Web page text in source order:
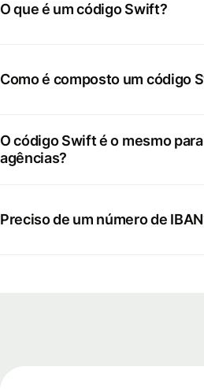
O que é um código Swift?
Como é composto um código
O código Swift é o mesmo
agências?
Preciso de um número de